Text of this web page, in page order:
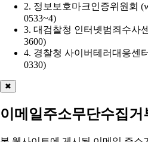
2. 정보보호마크인증위원회
0533~4)
3. 대검찰청 인터넷범죄수사
3600)
4. 경찰청 사이버테러대응센
0330)
✖
이메일주소무단수집거